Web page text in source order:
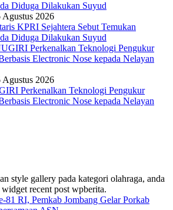
Agustus 2026
KPRI Sejahtera Sebut Temukan
Diduga Dilakukan Suyud
Agustus 2026
Perkenalkan Teknologi Pengukur
Electronic Nose kepada Nelayan
style gallery pada kategori olahraga, anda
recent post wpberita.